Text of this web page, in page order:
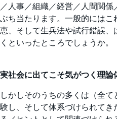
／人事／組織／経営／人間関
ぶち当たります。一般的には
恵、そして生兵法や試行錯誤
くといったところでしょうか。
実社会に出てこそ気がつく理論
しかしそのうちの多くは（全
験し、そして体系づけられて